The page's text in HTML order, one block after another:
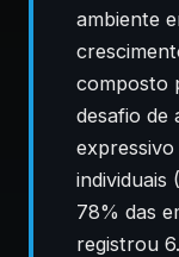
ambiente
composto
desafio de
individuais
78% das
registrou